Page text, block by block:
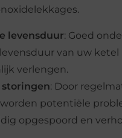
levensduur: Goed
van uw ketel
verlengen.
: Door
worden potentiële
opgespoord en